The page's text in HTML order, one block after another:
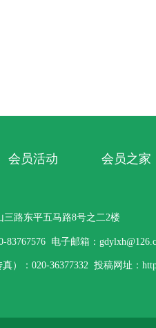
会员活动 会员之家
路东平五马路8号之二2楼
83767576 电子邮箱：
）：020-36377332 投稿网址：